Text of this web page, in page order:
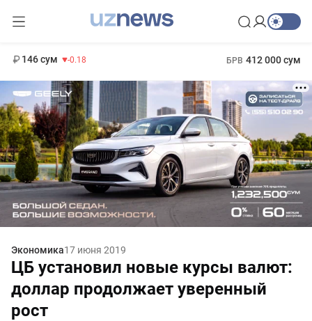
146 сум -0.18 БРВ 412 000 сум
Экономика17 июня 2019
ЦБ установил новые курсы валют:
доллар продолжает уверенный
рост